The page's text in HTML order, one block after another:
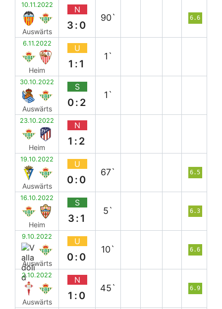
10.11.2022
Auswärts
N
3:0
90` 6.6
6.11.2022
Heim
U
1:1
1`
30.10.2022
Auswärts
S
0:2
1`
23.10.2022
Heim
N
1:2
19.10.2022
Auswärts
U
0:0
67` 6.5
16.10.2022
Heim
S
3:1
5` 6.3
9.10.2022
Auswärts
U
0:0
10` 6.6
2.10.2022
Auswärts
N
1:0
45` 6.9